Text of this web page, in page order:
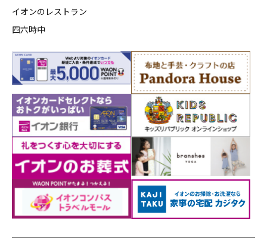
イオンのレストラン
四六時中